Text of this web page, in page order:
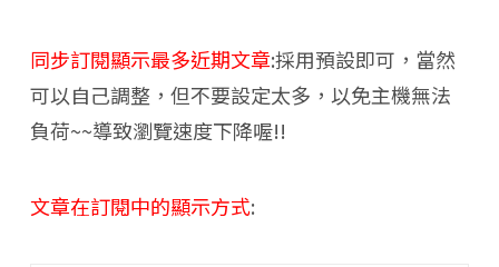
同步訂閱顯示最多近期文章:採用預設即可，當然
可以自己調整，但不要設定太多，以免主機無法
負荷~~導致瀏覽速度下降喔!!
文章在訂閱中的顯示方式: